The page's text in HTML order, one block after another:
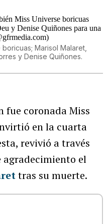
Marisol Malaret,
y Denise Quiñones.
fue coronada Miss
en la cuarta
revivió a través
agradecimiento el
tras su muerte.